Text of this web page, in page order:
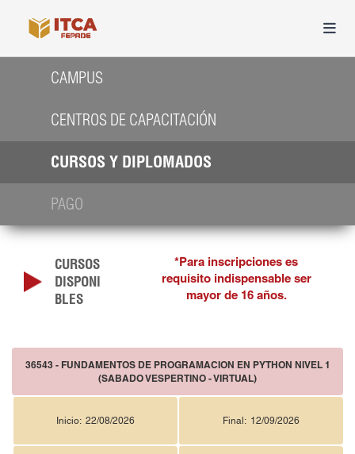
CAMPUS
CENTROS DE CAPACITACIÓN
CURSOS Y DIPLOMADOS
PAGO
CURSOS
DISPONI
BLES
*Para inscripciones es
requisito indispensable ser
mayor de 16 años.
36543 - FUNDAMENTOS DE PROGRAMACION EN PYTHON NIVEL 1
(SABADO VESPERTINO - VIRTUAL)
Inicio: 22/08/2026 Final: 12/09/2026